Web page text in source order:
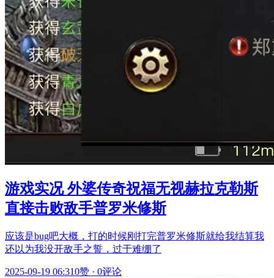
游戏实况 外婆传奇祝福无视赫拉克勒斯
直接击败敌手普罗米修斯
应该是bug吧大概，打的时候刚打完普罗米修斯就给我结算我
还以为我没开敌手之誓，过于难绷了
2025-09-19 06:310赞 · 0评论